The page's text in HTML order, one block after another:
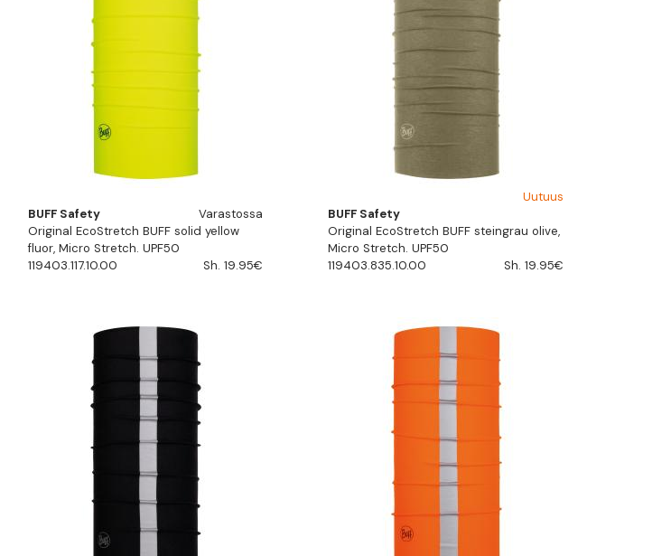
BUFF Safety
Varastossa
Original EcoStretch BUFF solid yellow
fluor, Micro Stretch. UPF50
119403.117.10.00
Sh. 19.95€
Uutuus
BUFF Safety
Original EcoStretch BUFF steingrau olive,
Micro Stretch. UPF50
119403.835.10.00
Sh. 19.95€